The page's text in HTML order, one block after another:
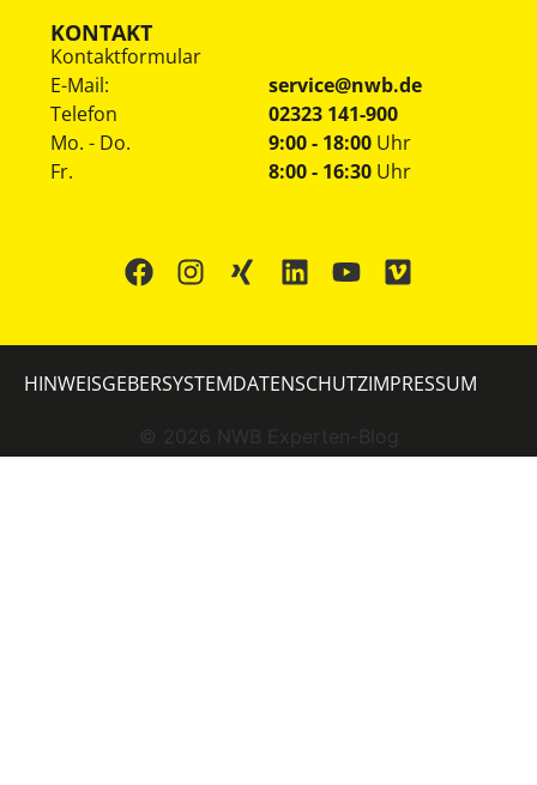
KONTAKT
Kontaktformular
E-Mail:
service@nwb.de
Telefon
02323 141-900
Mo. - Do.
Fr.
9:00 - 18:00 Uhr
8:00 - 16:30 Uhr
© 2026 NWB Experten-Blog
HINWEISGEBERSYSTEMDATENSCHUTZIMPRESSUM